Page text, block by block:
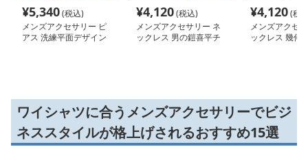
¥5,340(税込)
メンズアクセサリー ピ
アス 洗練平面デザイン
¥4,120(税込)
メンズアクセサリー ネ
ックレス 男の鎧喜平チ
¥4,120(税
メンズアクセ
ックレス 幾何
ワイシャツに合うメンズアクセサリーでビジ
ネススタイルが格上げされるおすすめ15選